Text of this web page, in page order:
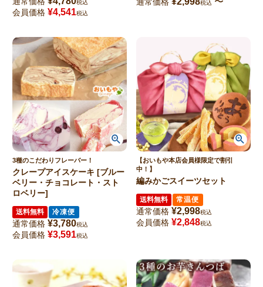
税込
会員価格 ¥4,541税込
税込
3種のこだわりフレーバー！
クレープアイスケーキ [ブルー
ベリー・チョコレート・スト
ロベリー]
送料無料 冷凍便
通常価格 ¥3,780税込
会員価格 ¥3,591税込
【おいもや本店会員様限定で割引
中！】
編みかごスイーツセット
送料無料 常温便
通常価格 ¥2,998税込
会員価格 ¥2,848税込